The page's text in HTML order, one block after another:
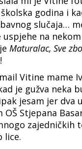
godina i
slučaja…
uspjehe na
Maturalac, Sve
Vitine mame
je gužva neka
jesam jer dva
OŠ Stjepana
lice.